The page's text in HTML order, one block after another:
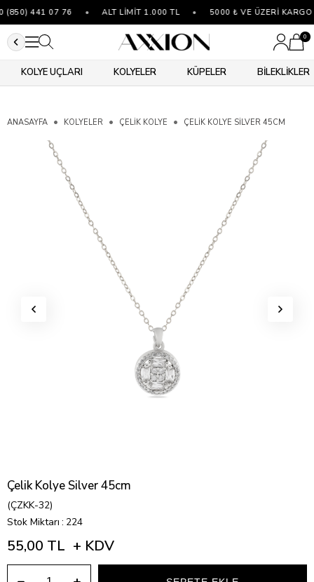
441 07 76 ALT LİMİT 1.000 TL 5000 ₺ VE ÜZERİ KARGO
0
KOLYE UÇLARI KOLYELER KÜPELER BİLEKLİKLER
ANASAYFA KOLYELER ÇELIK KOLYE ÇELIK KOLYE SILVER 45CM
Çelik Kolye Silver 45cm
(ÇZKK-32)
Stok Miktarı : 224
55,00 TL + KDV